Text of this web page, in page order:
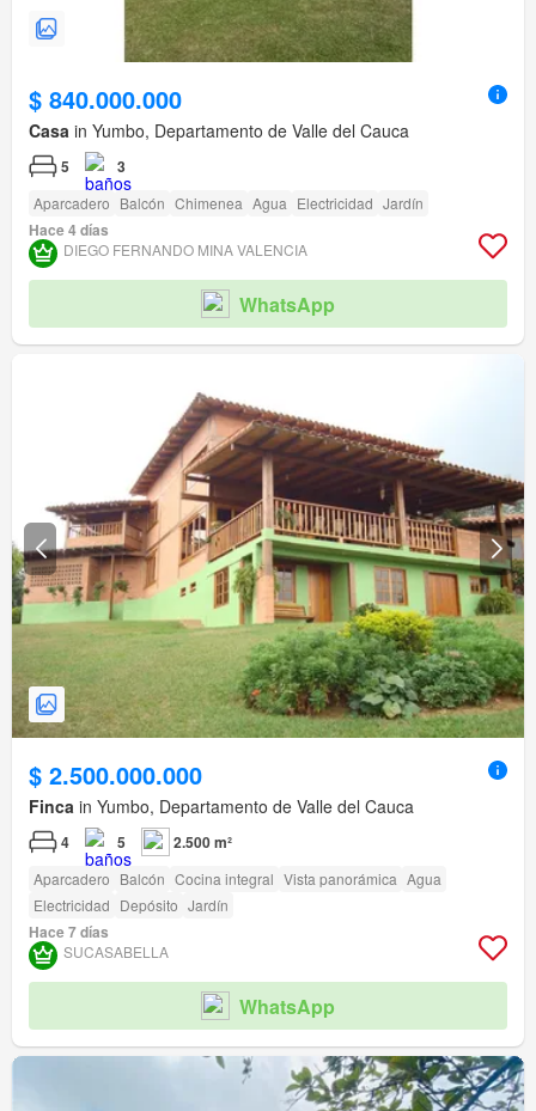
$ 840.000.000
Casa in Yumbo, Departamento de Valle del Cauca
5 3
Aparcadero Balcón Chimenea Agua Electricidad Jardín
Hace 4 días
DIEGO FERNANDO MINA VALENCIA
WhatsApp
$ 2.500.000.000
Finca in Yumbo, Departamento de Valle del Cauca
4 5 2.500 m²
Aparcadero Balcón Cocina integral Vista panorámica Agua
Electricidad Depósito Jardín
Hace 7 días
SUCASABELLA
WhatsApp